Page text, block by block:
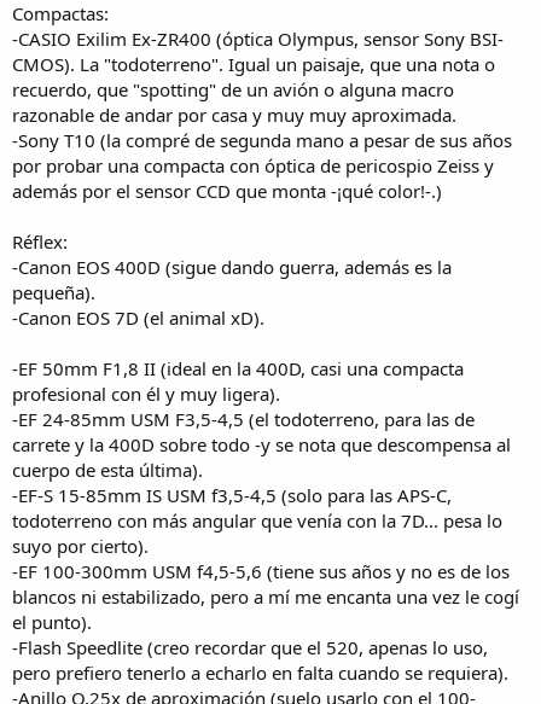
Compactas:
-CASIO Exilim Ex-ZR400 (óptica Olympus, sensor Sony BSI-
CMOS). La "todoterreno". Igual un paisaje, que una nota o
recuerdo, que "spotting" de un avión o alguna macro
razonable de andar por casa y muy muy aproximada.
-Sony T10 (la compré de segunda mano a pesar de sus años
por probar una compacta con óptica de pericospio Zeiss y
además por el sensor CCD que monta -¡qué color!-.)
Réflex:
-Canon EOS 400D (sigue dando guerra, además es la
pequeña).
-Canon EOS 7D (el animal xD).
-EF 50mm F1,8 II (ideal en la 400D, casi una compacta
profesional con él y muy ligera).
-EF 24-85mm USM F3,5-4,5 (el todoterreno, para las de
carrete y la 400D sobre todo -y se nota que descompensa al
cuerpo de esta última).
-EF-S 15-85mm IS USM f3,5-4,5 (solo para las APS-C,
todoterreno con más angular que venía con la 7D... pesa lo
suyo por cierto).
-EF 100-300mm USM f4,5-5,6 (tiene sus años y no es de los
blancos ni estabilizado, pero a mí me encanta una vez le cogí
el punto).
-Flash Speedlite (creo recordar que el 520, apenas lo uso,
pero prefiero tenerlo a echarlo en falta cuando se requiera).
-Anillo O,25x de aproximación (suelo usarlo con el 100-